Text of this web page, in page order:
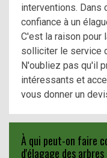
interventions. Dans
confiance à un
C'est la raison pour
solliciter le service
N'oubliez pas qu'il
intéressants et
vous donner un
À qui peut-on faire
d'élagage des